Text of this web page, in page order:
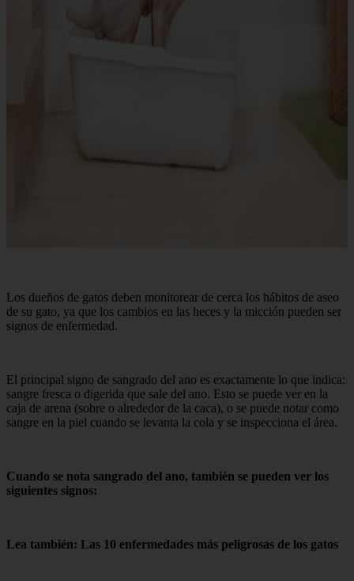
Los dueños de gatos deben monitorear de cerca los hábitos de aseo
de su gato, ya que los cambios en las heces y la micción pueden ser
signos de enfermedad.
El principal signo de sangrado del ano es exactamente lo que indica:
sangre fresca o digerida que sale del ano. Esto se puede ver en la
caja de arena (sobre o alrededor de la caca), o se puede notar como
sangre en la piel cuando se levanta la cola y se inspecciona el área.
Cuando se nota sangrado del ano, también se pueden ver los
siguientes signos:
Lea también: Las 10 enfermedades más peligrosas de los gatos